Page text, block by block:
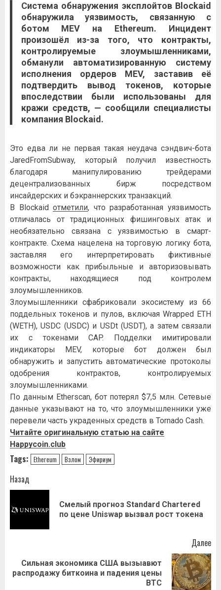
Система обнаружения эксплойтов Blockaid
обнаружила уязвимость, связанную с
ботом MEV на Ethereum. Инцидент
произошёл из-за того, что контракты,
контролируемые злоумышленниками,
обманули автоматизированную систему
исполнения ордеров MEV, заставив её
подтвердить вывод токенов, которые
впоследствии были использованы для
кражи средств, — сообщили специалисты
компания Blockaid.
Это едва ли не первая такая неудача сэндвич-бота
JaredFromSubway, который получил известность
благодаря манипулированию трейдерами
децентрализованных бирж посредством
инсайдерских и бэкраннерских транзакций.
В Blockaidотметили, что разработанная уязвимость
отличалась от традиционных фишинговых атак и
необязательно связана с уязвимостью в смарт-
контракте. Схема нацелена на торговую логику бота,
заставляя его интерпретировать фиктивные
возможности как прибыльные и авторизовывать
контракты, находящиеся под контролем
злоумышленников.
Злоумышленники сфабриковали экосистему из 66
поддельных токенов и пулов, включая Wrapped ETH
(WETH), USDC (USDC) и USDt (USDT), а затем связали
их с токенами CAP. Подделки имитировали
индикаторы MEV, которые бот должен был
обнаружить и запустить автоматические протоколы
одобрения контрактов, контролируемых
злоумышленниками.
По данным Etherscan, бот потерял $7,5 млн. Сетевые
данные указывают на то, что злоумышленники уже
перевели часть украденных средств в Tornado Cash.
Читайте оригинальную статью на сайте
Happycoin.club
Tags: Ethereum Взлом Эфириум
Навигация
записи
Назад
Смелый прогноз Standard Chartered
по цене Uniswap вызвал рост токена
Далее
Следующая
Сильная экономика США вызыавют
распродажу биткоина и падения цены
BTC